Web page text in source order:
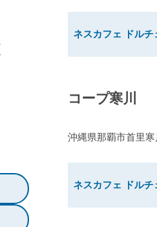
ネスカフェ ドル
コープ寒川
沖縄県那覇市首里
ネスカフェ ドル